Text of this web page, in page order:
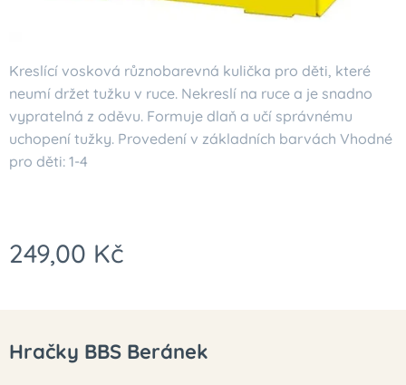
Kreslící vosková různobarevná kulička pro děti, které
neumí držet tužku v ruce. Nekreslí na ruce a je snadno
vypratelná z oděvu. Formuje dlaň a učí správnému
uchopení tužky. Provedení v základních barvách Vhodné
pro děti: 1-4
249,00 Kč
Hračky BBS Beránek